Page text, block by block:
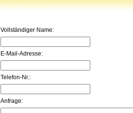
Vollständiger Name:
E-Mail-Adresse:
Telefon-Nr.:
Anfrage: